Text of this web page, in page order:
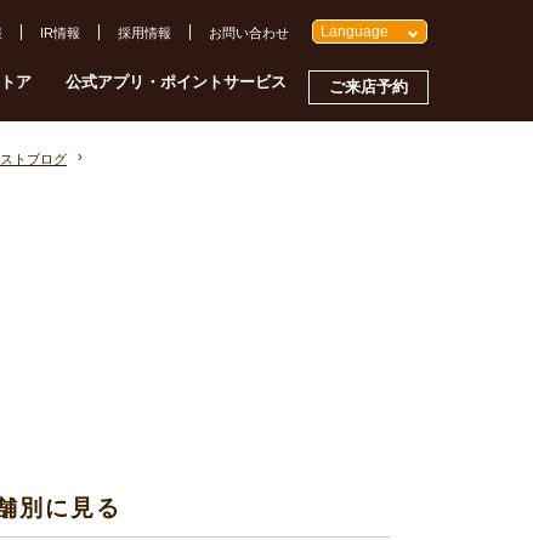
ア 公式アプリ・ポイントサービス ご来店予約
IR情報 採用情報 お問い合わせ Language
トブログ
別に見る